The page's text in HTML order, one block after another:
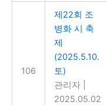
106
제22회 조
병화 시 축
제
(2025.5.10.
토)
관리자
2025.05.02